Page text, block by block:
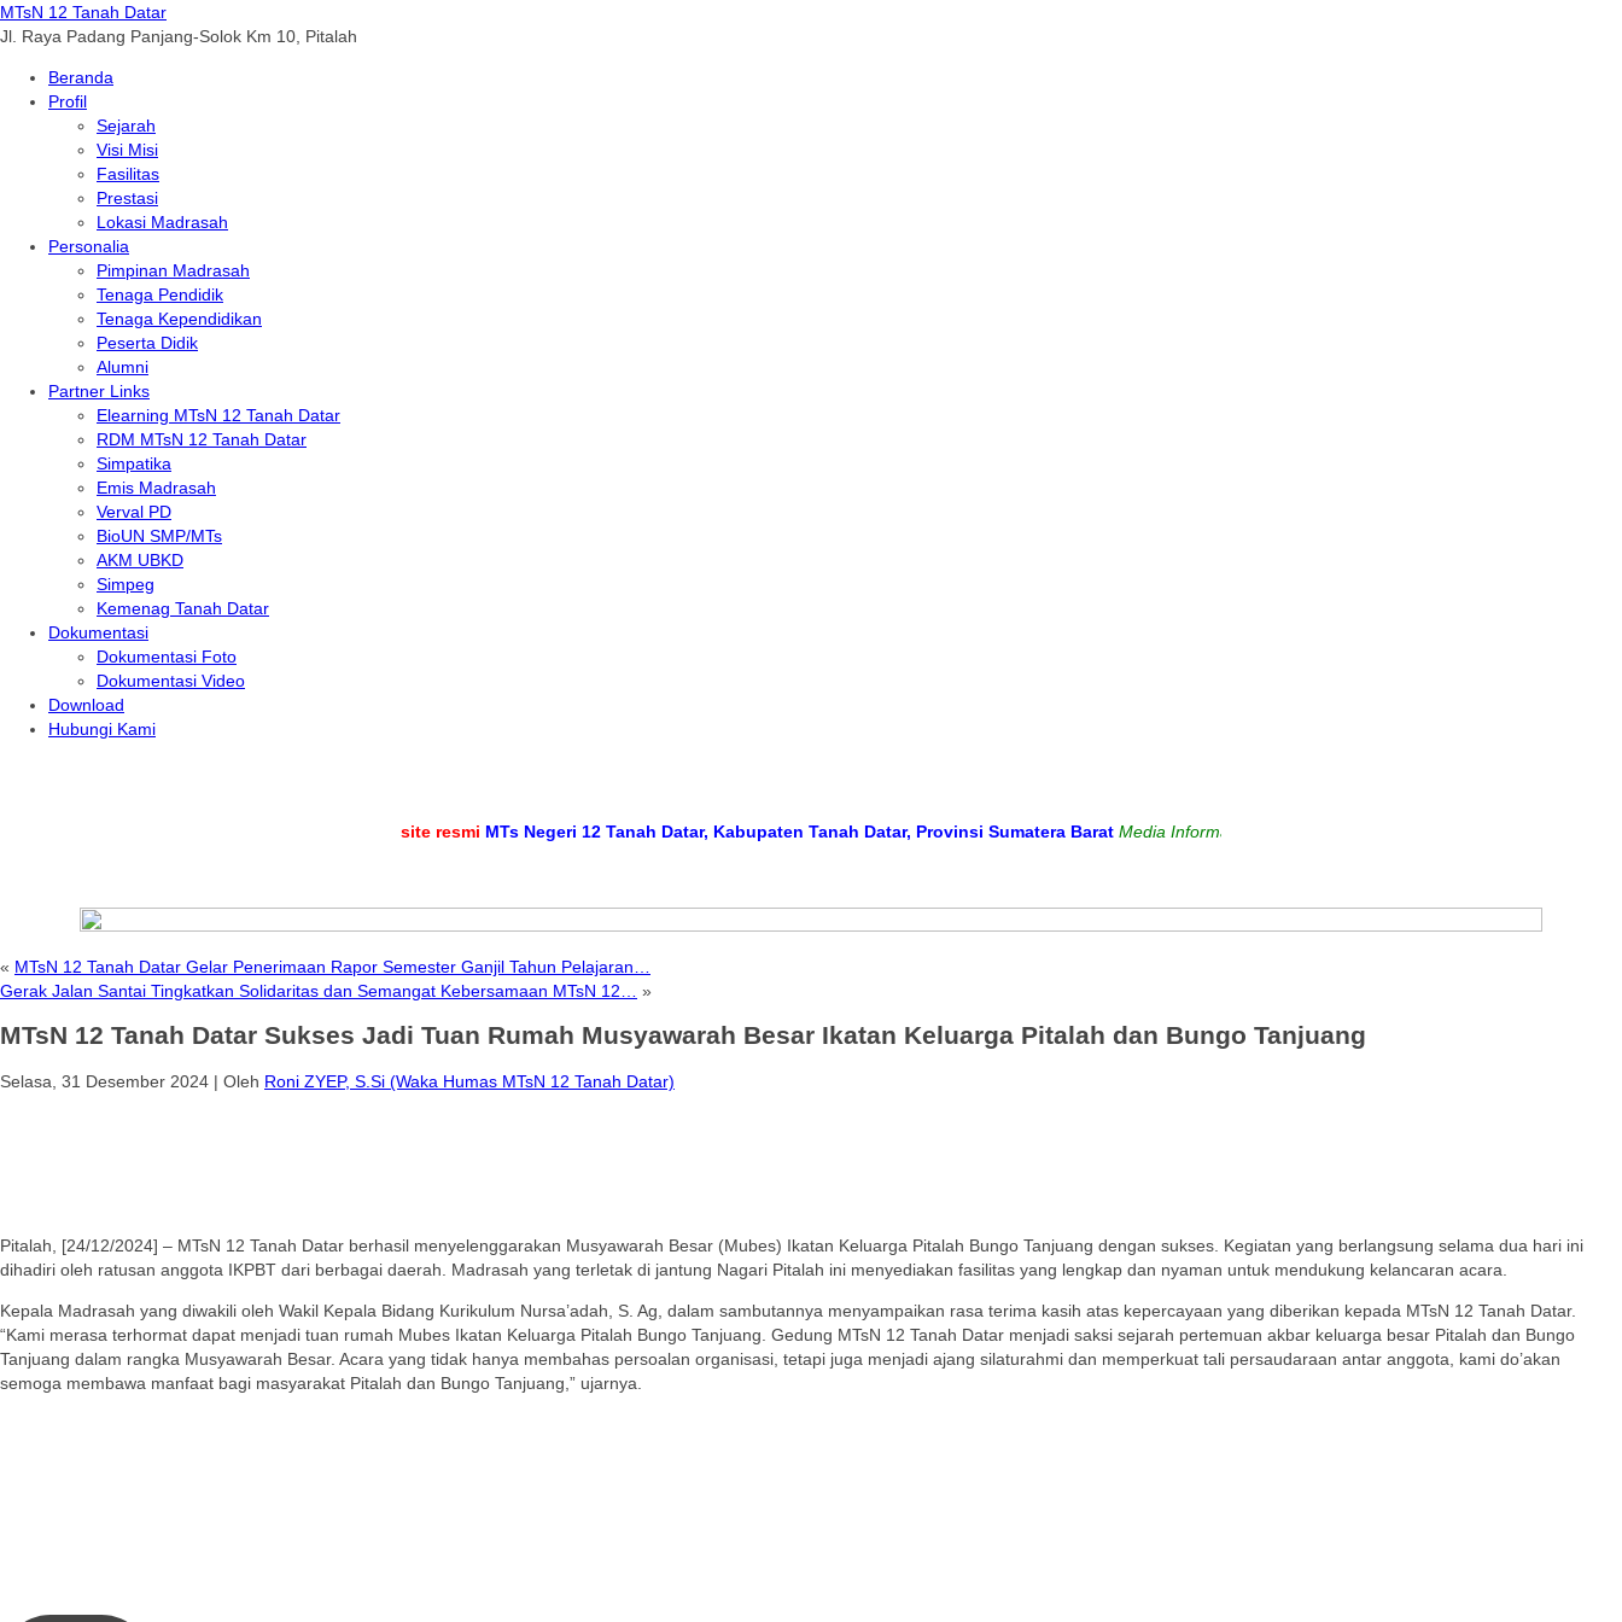
MTsN 12 Tanah Datar
Jl. Raya Padang Panjang-Solok Km 10, Pitalah
Beranda
Profil
Sejarah
Visi Misi
Fasilitas
Prestasi
Lokasi Madrasah
Personalia
Pimpinan Madrasah
Tenaga Pendidik
Tenaga Kependidikan
Peserta Didik
Alumni
Partner Links
Elearning MTsN 12 Tanah Datar
RDM MTsN 12 Tanah Datar
Simpatika
Emis Madrasah
Verval PD
BioUN SMP/MTs
AKM UBKD
Simpeg
Kemenag Tanah Datar
Dokumentasi
Dokumentasi Foto
Dokumentasi Video
Download
Hubungi Kami
website resmi MTs Negeri 12 Tanah Datar, Kabupaten Tanah Datar, Provinsi Sumatera Barat Media Informasi dan Sarana Komunikasi Antara Sekolah dengan
« MTsN 12 Tanah Datar Gelar Penerimaan Rapor Semester Ganjil Tahun Pelajaran…
Gerak Jalan Santai Tingkatkan Solidaritas dan Semangat Kebersamaan MTsN 12…
»
MTsN 12 Tanah Datar Sukses Jadi Tuan Rumah Musyawarah Besar Ikatan Keluarga Pitalah dan Bungo Tanjuang
Selasa, 31 Desember 2024 | Oleh Roni ZYEP, S.Si (Waka Humas MTsN 12 Tanah Datar)
Pitalah, [24/12/2024] – MTsN 12 Tanah Datar berhasil menyelenggarakan Musyawarah Besar (Mubes) Ikatan Keluarga Pitalah Bungo Tanjuang dengan sukses. Kegiatan yang berlangsung selama dua hari ini
dihadiri oleh ratusan anggota IKPBT dari berbagai daerah. Madrasah yang terletak di jantung Nagari Pitalah ini menyediakan fasilitas yang lengkap dan nyaman untuk mendukung kelancaran acara.
Kepala Madrasah yang diwakili oleh Wakil Kepala Bidang Kurikulum Nursa’adah, S. Ag, dalam sambutannya menyampaikan rasa terima kasih atas kepercayaan yang diberikan kepada MTsN 12 Tanah Datar.
“Kami merasa terhormat dapat menjadi tuan rumah Mubes Ikatan Keluarga Pitalah Bungo Tanjuang. Gedung MTsN 12 Tanah Datar menjadi saksi sejarah pertemuan akbar keluarga besar Pitalah dan Bungo
Tanjuang dalam rangka Musyawarah Besar. Acara yang tidak hanya membahas persoalan organisasi, tetapi juga menjadi ajang silaturahmi dan memperkuat tali persaudaraan antar anggota, kami do’akan
semoga membawa manfaat bagi masyarakat Pitalah dan Bungo Tanjuang,” ujarnya.